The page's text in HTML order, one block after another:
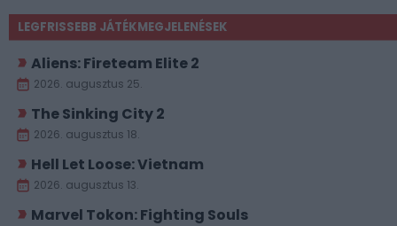
LEGFRISSEBB JÁTÉKMEGJELENÉSEK
Aliens: Fireteam Elite 2
2026. augusztus 25.
The Sinking City 2
2026. augusztus 18.
Hell Let Loose: Vietnam
2026. augusztus 13.
Marvel Tokon: Fighting Souls